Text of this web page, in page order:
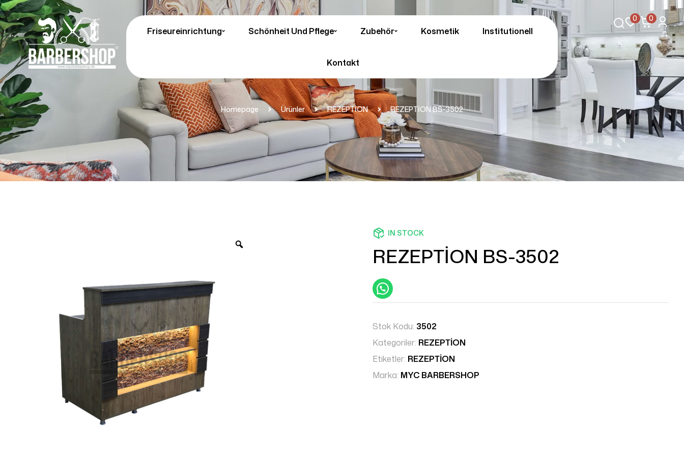
Friseureinrichtung Schönheit Und Pflege Zubehör Kosmetik Institutionell
Kontakt
0 0
Homepage Ürünler REZEPTİON REZEPTİON BS-3502
IN STOCK
REZEPTİON BS-3502
Stok Kodu: 3502
Kategoriler: REZEPTİON
Etiketler: REZEPTİON
Marka: MYC BARBERSHOP